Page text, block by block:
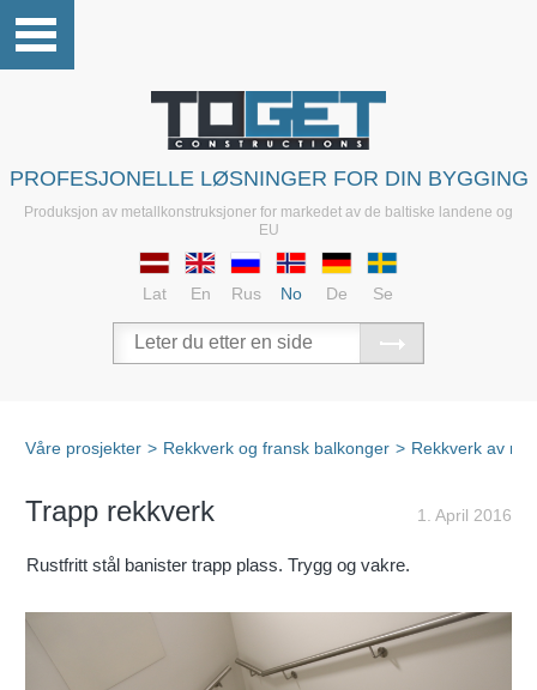
PROFESJONELLE LØSNINGER FOR DIN BYGGING
Produksjon av metallkonstruksjoner for markedet av de baltiske landene og
EU
Lat En Rus No De Se
Våre prosjekter > Rekkverk og fransk balkonger > Rekkverk av
1. April 2016
Trapp rekkverk
Rustfritt stål banister trapp plass. Trygg og vakre.